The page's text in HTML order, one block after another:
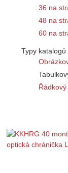
36 na
48 na
60 na
Typy katalogů